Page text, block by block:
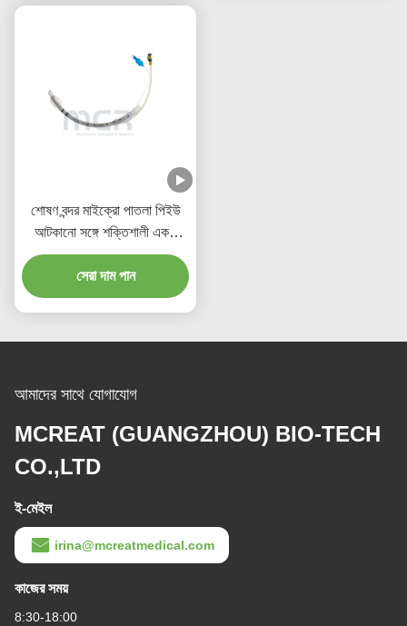
শোষণ বন্দর মাইক্রো পাতলা পিইউ
আটকানো সঙ্গে শক্তিশালী একক
ব্যবহারযোগ্য এন্ডোট্রাচিয়েল টিউব
সেরা দাম পান
আমাদের সাথে যোগাযোগ
MCREAT (GUANGZHOU) BIO-TECH
CO.,LTD
ই-মেইল
irina@mcreatmedical.com
কাজের সময়
8:30-18:00